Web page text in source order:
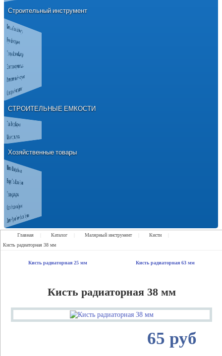
Строительный инструмент
Кельмы Пломбы Хомуты
Ручной инструмент
Топоры Молотки Кувалды
Электроинструмент RWS
Измерительный инструмент
Слесарный инструмент
СТРОИТЕЛЬНЫЕ ЕМКОСТИ
Тазы Ведра Бидоны
Мешки для мусора
Хозяйственные товары
Щетки Швабры Веники
Ведра Тазы Ковши Бочки
Товары для дома
Скотч Изолента Прочее
Замки Ручки Петли Засовы Проушины
Главная Каталог Малярный инструмент Кисти
Кисть радиаторная 38 мм
Кисть радиаторная 25 мм Кисть радиаторная 63 мм
Кисть радиаторная 38 мм
65 руб